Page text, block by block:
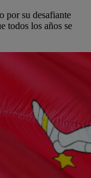
por su desafiante
todos los años se